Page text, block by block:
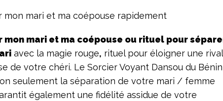
mon mari et ma coépouse ou rituel pour
avec la magie rouge, rituel pour éloigner une
de votre chéri. Le Sorcier Voyant Dansou du Bénin
seulement la séparation de votre mari / femme
également une fidélité assidue de votre